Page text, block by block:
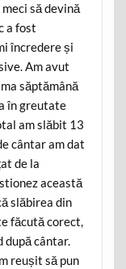
să devină
a fost
încredere și
Am avut
săptămână
în greutate
am slăbit 13
cântar am dat
de la
această
slăbirea din
făcută corect,
după cântar.
reușit să pun